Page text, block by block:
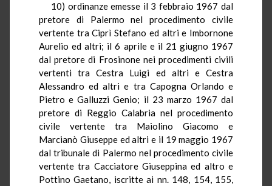
10) ordinanze emesse il 3 febbraio 1967 dal
pretore di Palermo nel procedimento civile
vertente tra Ciprì Stefano ed altri e Imbornone
Aurelio ed altri; il 6 aprile e il 21 giugno 1967
dal pretore di Frosinone nei procedimenti civili
vertenti tra Cestra Luigi ed altri e Cestra
Alessandro ed altri e tra Capogna Orlando e
Pietro e Galluzzi Genio; il 23 marzo 1967 dal
pretore di Reggio Calabria nel procedimento
civile vertente tra Maiolino Giacomo e
Marcianò Giuseppe ed altri e il 19 maggio 1967
dal tribunale di Palermo nel procedimento civile
vertente tra Cacciatore Giuseppina ed altro e
Pottino Gaetano, iscritte ai nn. 148, 154, 155,